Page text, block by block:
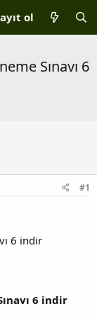
ol
Sınavı 6
#1
6 indir
6 indir